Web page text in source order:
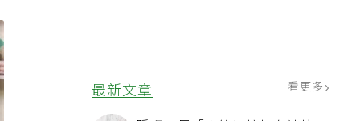
最新文章 看更多